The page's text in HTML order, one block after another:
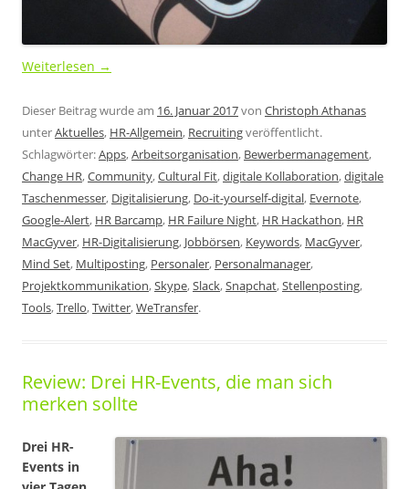
Weiterlesen →
Dieser Beitrag wurde am 16. Januar 2017von Christoph Athanas
unterAktuelles, HR-Allgemein, Recruitingveröffentlicht.
Schlagwörter:Apps,Arbeitsorganisation, Bewerbermanagement,
Change HR,Community,Cultural Fit,digitale Kollaboration,digitale
Taschenmesser, Digitalisierung, Do-it-yourself-digital, Evernote,
Google-Alert, HR Barcamp, HR Failure Night, HR Hackathon, HR
MacGyver, HR-Digitalisierung, Jobbörsen, Keywords, MacGyver,
Mind Set, Multiposting, Personaler, Personalmanager,
Projektkommunikation,Skype,Slack,Snapchat,Stellenposting,
Tools,Trello,Twitter,WeTransfer.
Review: Drei HR-Events, die man sich
merken sollte
Drei HR-
Events in